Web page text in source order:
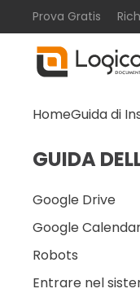
Skip to main
Prova Gratis
HomeGuida di
GUIDA
Google Drive
Google
Robots
Entrare nel